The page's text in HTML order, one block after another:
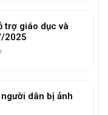
trợ giáo dục và
2025
dân bị ảnh